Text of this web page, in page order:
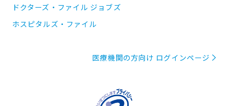
ドクターズ・ファイル ジョブズ
ホスピタルズ・ファイル
医療機関の方向け ログインページ